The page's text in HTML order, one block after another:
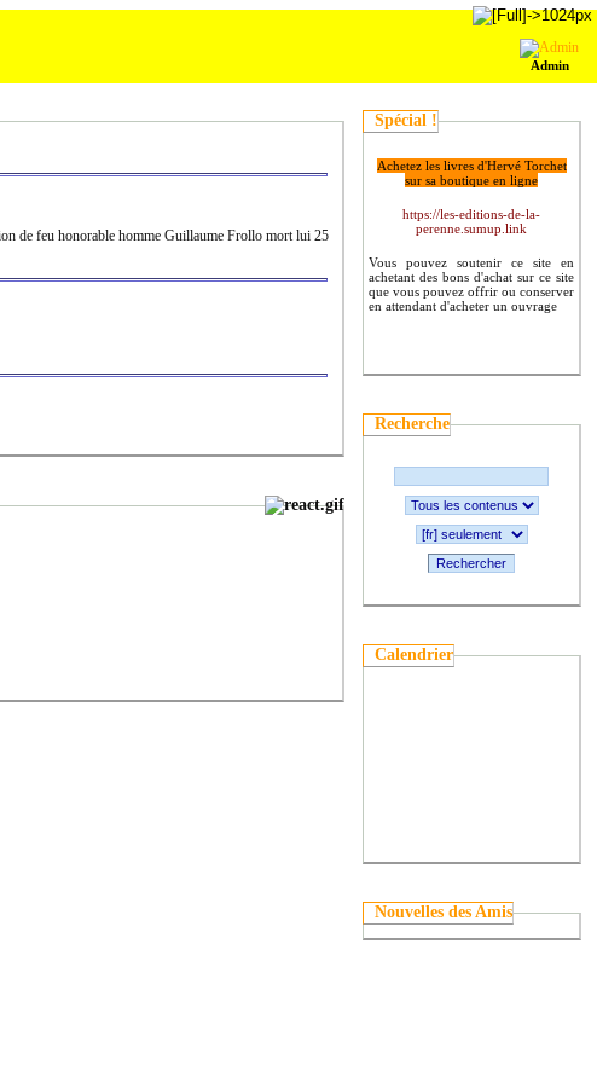
Admin
de feu honorable homme Guillaume Frollo mort lui 25
Spécial !
Achetez les livres d'Hervé Torchet
sur sa boutique en ligne
https://les-editions-de-la-
perenne.sumup.link
Vous pouvez soutenir ce site en
achetant des bons d'achat sur ce site
que vous pouvez offrir ou conserver
en attendant d'acheter un ouvrage
Recherche
Rechercher
Calendrier
Nouvelles des Amis